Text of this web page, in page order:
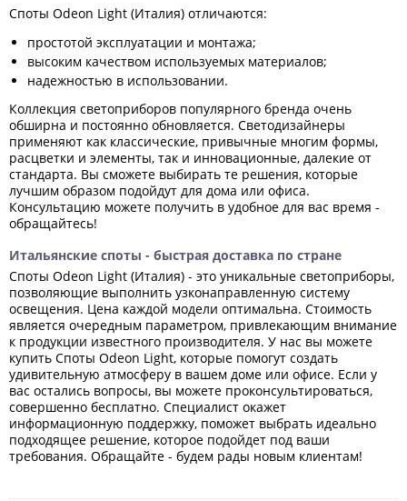
Споты Odeon Light (Италия) отличаются:
простотой эксплуатации и монтажа;
высоким качеством используемых материалов;
надежностью в использовании.
Коллекция светоприборов популярного бренда очень
обширна и постоянно обновляется. Светодизайнеры
применяют как классические, привычные многим формы,
расцветки и элементы, так и инновационные, далекие от
стандарта. Вы сможете выбирать те решения, которые
лучшим образом подойдут для дома или офиса.
Консультацию можете получить в удобное для вас время -
обращайтесь!
Итальянские споты - быстрая доставка по стране
Споты Odeon Light (Италия) - это уникальные светоприборы,
позволяющие выполнить узконаправленную систему
освещения. Цена каждой модели оптимальна. Стоимость
является очередным параметром, привлекающим внимание
к продукции известного производителя. У нас вы можете
купить Споты Odeon Light, которые помогут создать
удивительную атмосферу в вашем доме или офисе. Если у
вас остались вопросы, вы можете проконсультироваться,
совершенно бесплатно. Специалист окажет
информационную поддержку, поможет выбрать идеально
подходящее решение, которое подойдет под ваши
требования. Обращайте - будем рады новым клиентам!